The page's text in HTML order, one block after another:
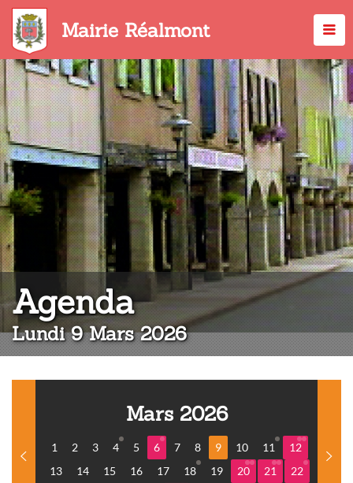
Aller
contenu
principal
Mairie Réalmont
Agenda:
Lundi 9 Mars 2026
Mars 2026
1 2 3 4 5 6 7 8 9 10 11
12
13
14 15 16 17 18 19 20 21
22